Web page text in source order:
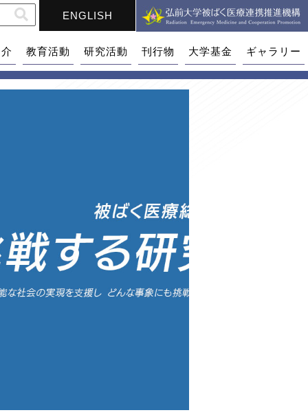
ENGLISH
教育活動 研究活動 刊行物 大学基金 ギャラリー